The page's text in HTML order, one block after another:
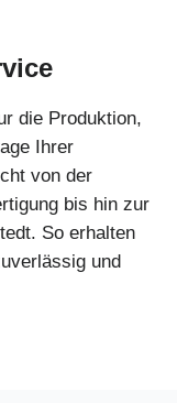
die Produktion,
Ihrer
von der
bis hin zur
So erhalten
und